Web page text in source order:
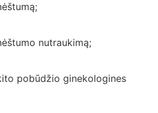
nutraukimą;
pobūdžio ginekologines